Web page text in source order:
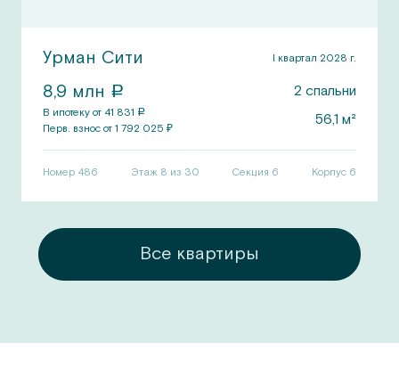
Урман Сити I квартал 2028 г.
8,9 млн a 2 спальни
В ипотеку от 41 831 a
Перв. взнос от 1 792 025 ₽ 56,1 м²
Номер 486 Этаж 8 из 30 Секция 6 Корпус 6
Все квартиры